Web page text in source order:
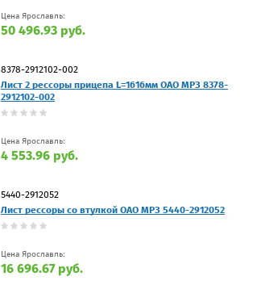
Цена Ярославль:
50 496.93 руб.
8378-2912102-002
Лист 2 рессоры прицепа L=1616мм ОАО МРЗ 8378-
2912102-002
Цена Ярославль:
4 553.96 руб.
5440-2912052
Лист рессоры со втулкой ОАО МРЗ 5440-2912052
Цена Ярославль:
16 696.67 руб.